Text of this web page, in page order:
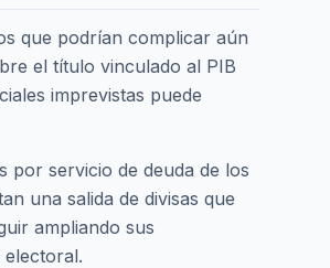
que podrían complicar aún
el título vinculado al PIB
imprevistas puede
por servicio de deuda de los
una salida de divisas que
ampliando sus